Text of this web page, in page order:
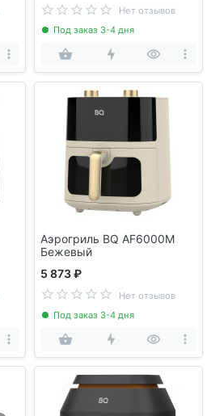
Нет отзывов
Под заказ 3-4 дня
Аэрогриль BQ AF6000M
Бежевый
5 873 ₽
Нет отзывов
Под заказ 3-4 дня